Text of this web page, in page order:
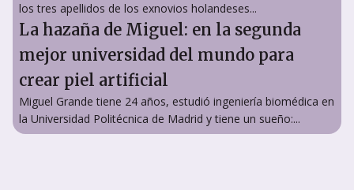
los tres apellidos de los exnovios holandeses...
La hazaña de Miguel: en la segunda
mejor universidad del mundo para
crear piel artificial
Miguel Grande tiene 24 años, estudió ingeniería biomédica en
la Universidad Politécnica de Madrid y tiene un sueño:...